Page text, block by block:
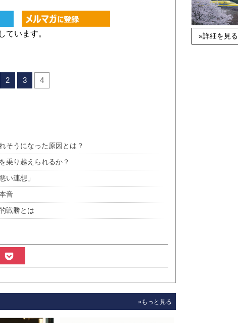
ています。
2 3 4
そうになった原因とは？
乗り越えられるか？
い連想」
音
戦勝とは
»もっと見る
»詳細を見る